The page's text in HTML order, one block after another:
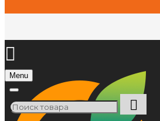
Menu